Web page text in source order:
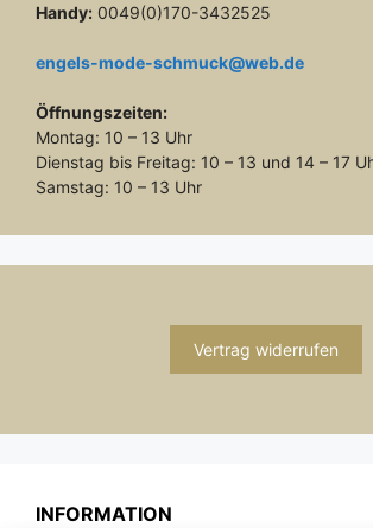
Handy: 0049(0)170-3432525
engels-mode-schmuck@web.de
Öffnungszeiten:
Montag: 10 – 13 Uhr
Dienstag bis Freitag: 10 – 13 und 14 – 17
Samstag: 10 – 13 Uhr
Vertrag widerrufen
INFORMATION